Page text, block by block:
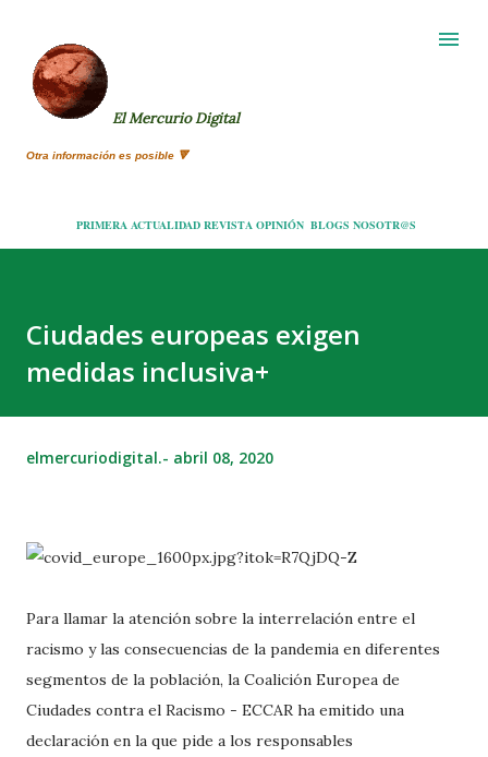
El Mercurio Digital
Otra información es posible 🔻
PRIMERA ACTUALIDAD REVISTA OPINIÓN BLOGS NOSOTR@S
Ciudades europeas exigen
medidas inclusiva+
elmercuriodigital.- abril 08, 2020
Para llamar la atención sobre la interrelación entre el
racismo y las consecuencias de la pandemia en diferentes
segmentos de la población, la Coalición Europea de
Ciudades contra el Racismo - ECCAR ha emitido una
declaración en la que pide a los responsables